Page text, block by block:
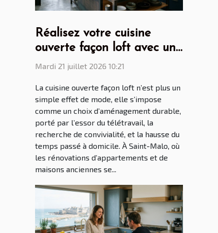
Réalisez votre cuisine
ouverte façon loft avec un
cuisiniste Saint Malo
Mardi 21 juillet 2026 10:21
La cuisine ouverte façon loft n’est plus un
simple effet de mode, elle s’impose
comme un choix d’aménagement durable,
porté par l’essor du télétravail, la
recherche de convivialité, et la hausse du
temps passé à domicile. À Saint-Malo, où
les rénovations d’appartements et de
maisons anciennes se...